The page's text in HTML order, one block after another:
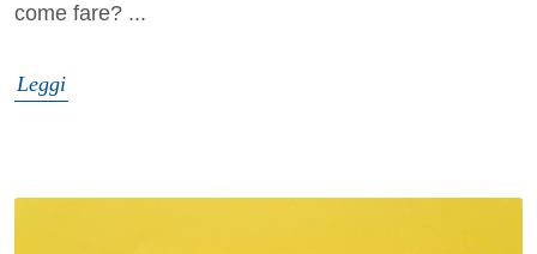
come fare? ...
Leggi